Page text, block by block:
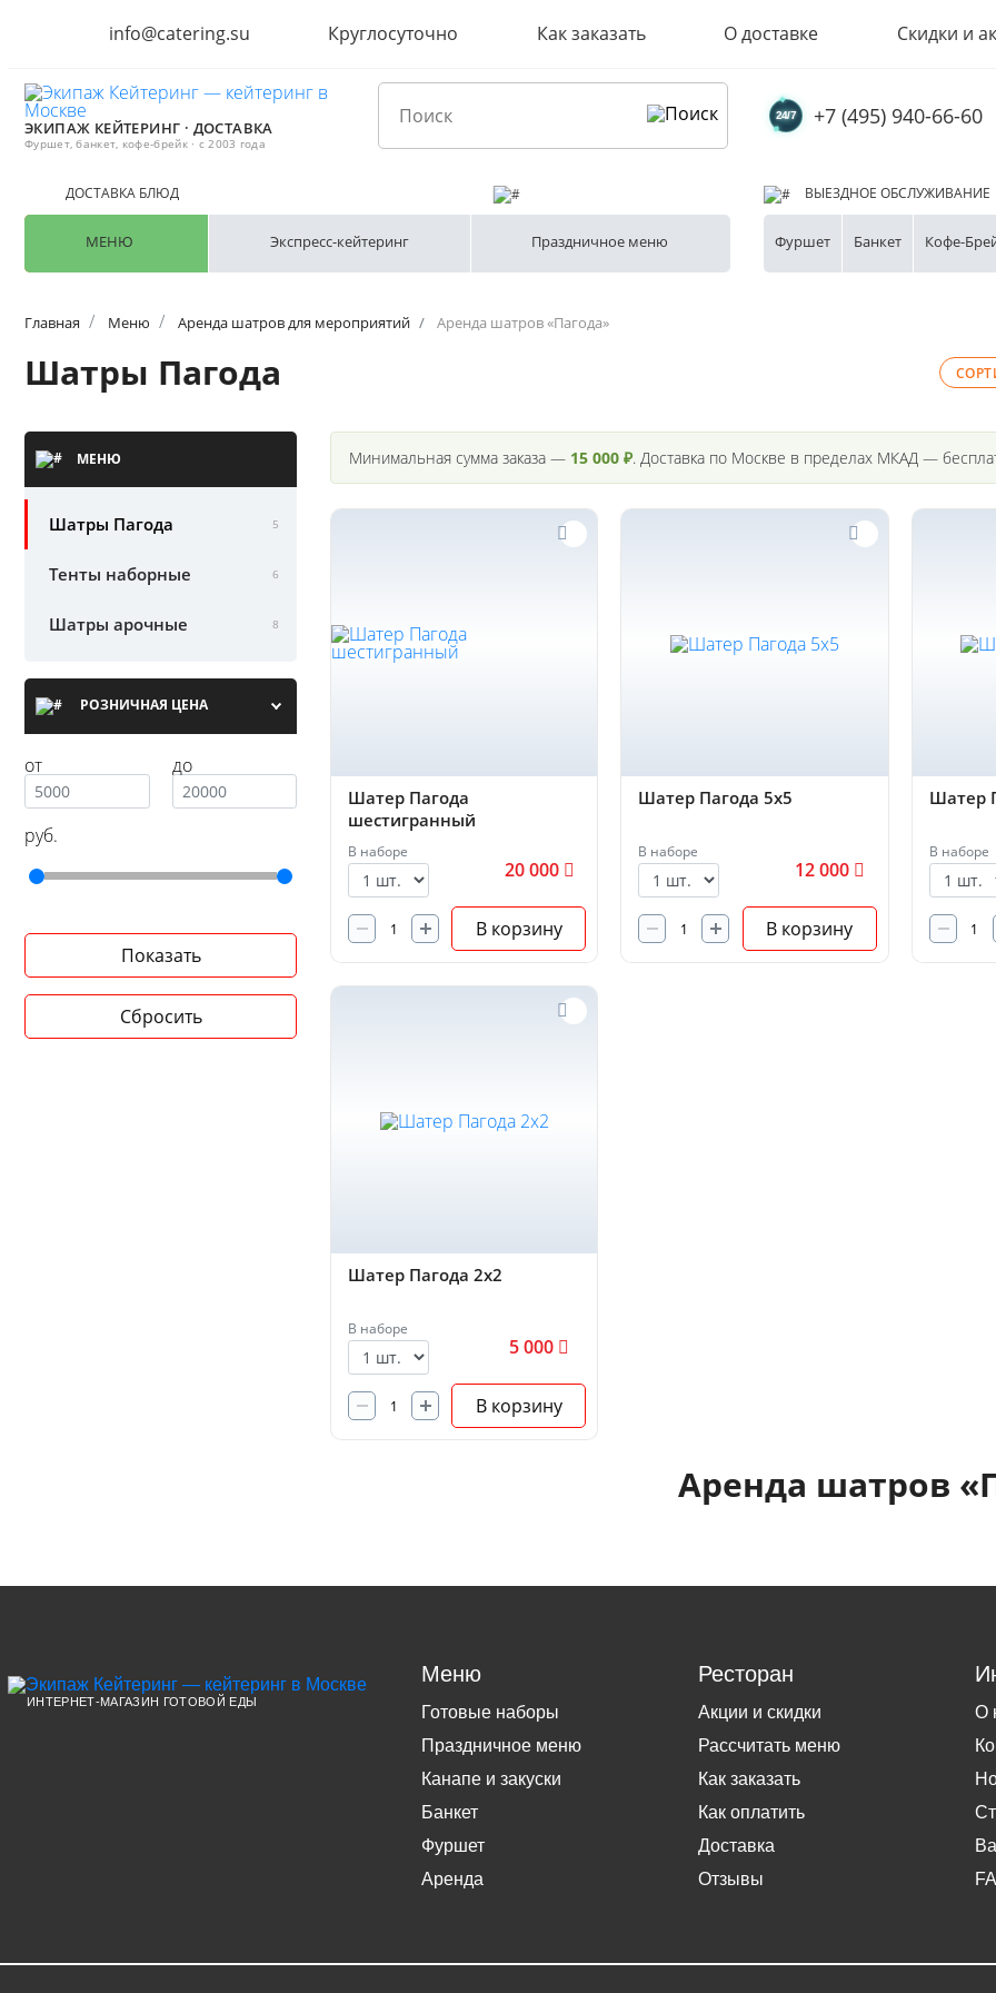
info@catering.su Круглосуточно Как заказать О доставке Скидки и
ЭКИПАЖ КЕЙТЕРИНГ · ДОСТАВКА
Фуршет, банкет, кофе-брейк · с 2003 года
+7 (495) 940-66-60
ДОСТАВКА БЛЮД
МЕНЮ Экспресс-кейтеринг Праздничное меню
ВЫЕЗДНОЕ ОБСЛУЖИВАНИЕ
Фуршет Банкет Кофе-
Главная Меню Аренда шатров для мероприятий Аренда шатров «Пагода»
Шатры Пагода
МЕНЮ
Шатры Пагода 5
Тенты наборные 6
Шатры арочные 8
РОЗНИЧНАЯ ЦЕНА
от до
руб.
Минимальная сумма заказа — 15 000 ₽. Доставка по Москве в пределах МКАД —
Шатер Пагода
шестигранный
В наборе
20 000
В корзину
Шатер Пагода 5х5
В наборе
12 000
В корзину
Шатер
В наборе
Шатер Пагода 2х2
В наборе
5 000
В корзину
Аренда шатров
ИНТЕРНЕТ-МАГАЗИН ГОТОВОЙ ЕДЫ
Меню
Готовые наборы
Праздничное меню
Канапе и закуски
Банкет
Фуршет
Аренда
Ресторан
Акции и скидки
Рассчитать меню
Как заказать
Как оплатить
Доставка
Отзывы
О